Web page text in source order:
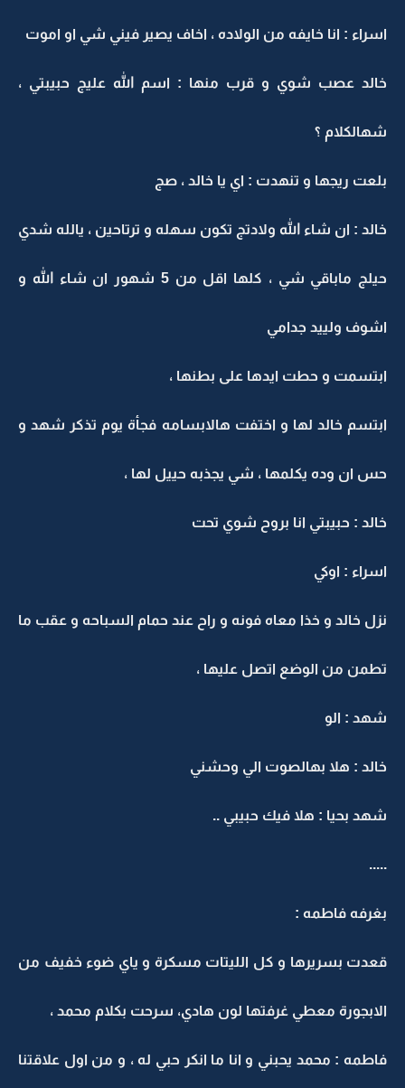
اسراء : انا خايفه من الولاده ، اخاف يصير فيني شي او اموت
خالد عصب شوي و قرب منها : اسم الله عليج حبيبتي ،
شهالكلام ؟
بلعت ريجها و تنهدت : اي يا خالد ، صج
خالد : ان شاء الله ولادتج تكون سهله و ترتاحين ، يالله شدي
حيلج ماباقي شي ، كلها اقل من 5 شهور ان شاء الله و
اشوف ولييد جدامي
ابتسمت و حطت ايدها على بطنها ،
ابتسم خالد لها و اختفت هالابسامه فجأة يوم تذكر شهد و
حس ان وده يكلمها ، شي يجذبه حييل لها ،
خالد : حبيبتي انا بروح شوي تحت
اسراء : اوكي
نزل خالد و خذا معاه فونه و راح عند حمام السباحه و عقب ما
تطمن من الوضع اتصل عليها ،
شهد : الو
خالد : هلا بهالصوت الي وحشني
شهد بحيا : هلا فيك حبيبي ..
.....
بغرفه فاطمه :
قعدت بسريرها و كل الليتات مسكرة و ياي ضوء خفيف من
الابجورة معطي غرفتها لون هادي، سرحت بكلام محمد ،
فاطمه : محمد يحبني و انا ما انكر حبي له ، و من اول علاقتنا